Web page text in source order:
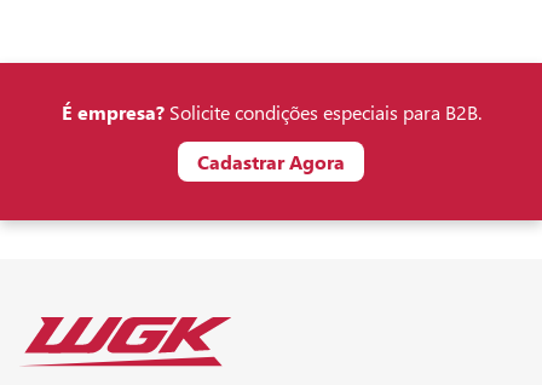
É empresa?Solicite condições especiais para B2B.
Cadastrar Agora